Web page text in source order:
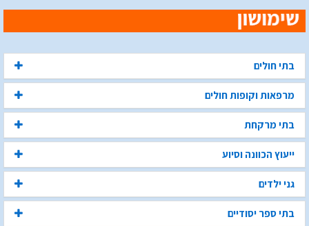
בתי חולים
מרפאות וקופות חולים
בתי מרקחת
ייעוץ הכוונה וסיוע
גני ילדים
בתי ספר יסודיים